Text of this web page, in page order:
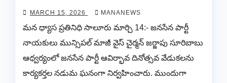
MARCH 15, 2026 MANANEWS
మన ధ్యాస ప్రతినిధి సాలూరు మార్చి 14:- జనసేన పార్టీ
నాయకులు మున్సిపల్ మాజీ వైస్ చైర్మన్ జర్జాపు సూరిబాబు
ఆధ్వర్యంలో జనసేన పార్టీ ఆవిర్భావ దినోత్సవ వేడుకలను
కార్యకర్తల నడుమ ఘనంగా నిర్వహించారు. ముందుగా